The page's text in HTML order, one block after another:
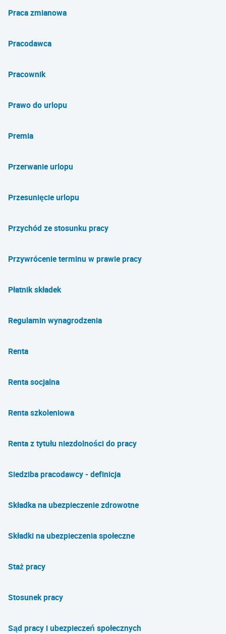
Praca zmianowa
Pracodawca
Pracownik
Prawo do urlopu
Premia
Przerwanie urlopu
Przesunięcie urlopu
Przychód ze stosunku pracy
Przywrócenie terminu w prawie pracy
Płatnik składek
Regulamin wynagrodzenia
Renta
Renta socjalna
Renta szkoleniowa
Renta z tytułu niezdolności do pracy
Siedziba pracodawcy - definicja
Składka na ubezpieczenie zdrowotne
Składki na ubezpieczenia społeczne
Staż pracy
Stosunek pracy
Sąd pracy i ubezpieczeń społecznych